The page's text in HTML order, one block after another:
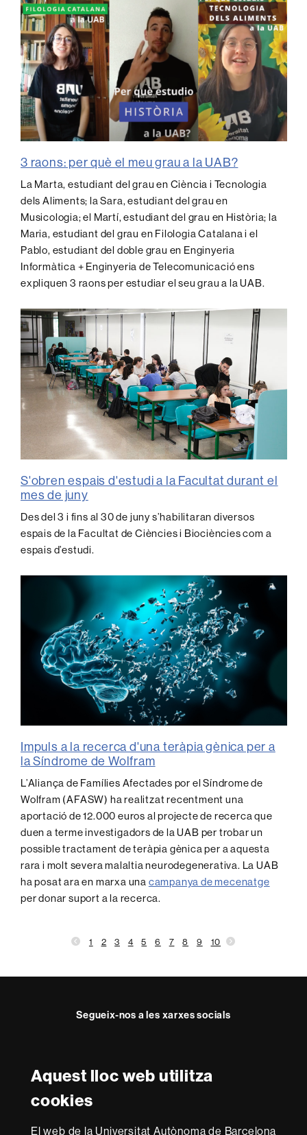
Aquest lloc web utilitza
cookies
El web de la Universitat Autònoma de Barcelona
3 raons: per què el meu grau a la UAB?
La Marta, estudiant del grau en Ciència i Tecnologia
dels Aliments; la Sara, estudiant del grau en
Musicologia; el Martí, estudiant del grau en Història; la
Maria, estudiant del grau en Filologia Catalana i el
Pablo, estudiant del doble grau en Enginyeria
Informàtica + Enginyeria de Telecomunicació ens
expliquen 3 raons per estudiar el seu grau a la UAB.
S'obren espais d'estudi a la Facultat durant el
mes de juny
Des del 3 i fins al 30 de juny s’habilitaran diversos
espais de la Facultat de Ciències i Biociències com a
espais d’estudi.
Impuls a la recerca d'una teràpia gènica per a
la Síndrome de Wolfram
L’Aliança de Famílies Afectades por el Síndrome de
Wolfram (AFASW) ha realitzat recentment una
aportació de 12.000 euros al projecte de recerca que
duen a terme investigadors de la UAB per trobar un
possible tractament de teràpia gènica per a aquesta
rara i molt severa malaltia neurodegenerativa. La UAB
ha posat ara en marxa una campanya de mecenatge
per donar suport a la recerca.
1 2 3 4 5 6 7 8 9 10
Segueix-nos a les xarxes socials
Reconeixement internacional de l'excel·lència